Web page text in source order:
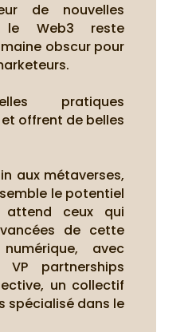
de nouvelles
le Web3 reste
obscur pour
pratiques
offrent de belles
aux métaverses,
le potentiel
attend ceux qui
de cette
avec
VP partnerships
un collectif
spécialisé dans le